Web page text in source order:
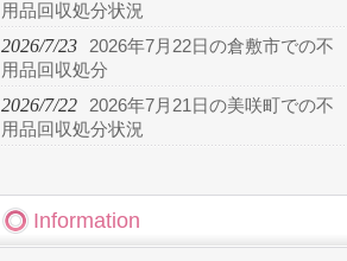
用品回収処分状況
2026/7/23
2026年7月22日の倉敷市での不
用品回収処分
2026/7/22
2026年7月21日の美咲町での不
用品回収処分状況
Information